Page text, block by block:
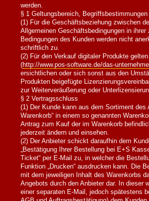
werden.
§ 1 Geltungsbereich, Begriffsbestimmungen
(1) Für die Geschäftsbeziehung zwischen
Allgemeinen Geschäftsbedingungen in
Bedingungen des Kunden werden nicht
schriftlich zu.
(2) Für den Verkauf digitaler Produkte
(http://www.pos-software.de/das-
ersichtlichen oder sich sonst aus den
Produkten beigefügte
zur Weiterveräußerung oder
§ 2 Vertragsschluss
(1) Der Kunde kann aus dem Sortiment
Warenkorb“ in einem so genannten
Antrag zum Kauf der im Warenkorb
jederzeit ändern und einsehen.
(2) Der Anbieter schickt daraufhin dem
„Bestätigung Ihrer Bestellung bei E+S
Ticket“ per E-Mail zu, in welcher die
Funktion „Drucken“ ausdrucken kann. Die
mit dem jeweiligen Inhalt des Warenkorbs
Angebots durch den Anbieter dar. In dieser
einer separaten E-Mail, jedoch spätestens